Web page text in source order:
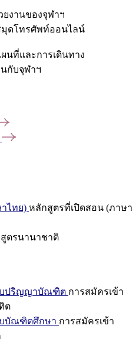
ยงานของจุฬาฯ
มุดโทรศัพท์ออนไลน์
นที่และการเดินทาง
กับจุฬาฯ
ไทย) หลักสูตรที่เปิดสอน (ภาษา
ตรนานาชาติ
บปริญญาบัณฑิต การสมัครเข้า
ต
บบัณฑิตศึกษา การสมัครเข้า